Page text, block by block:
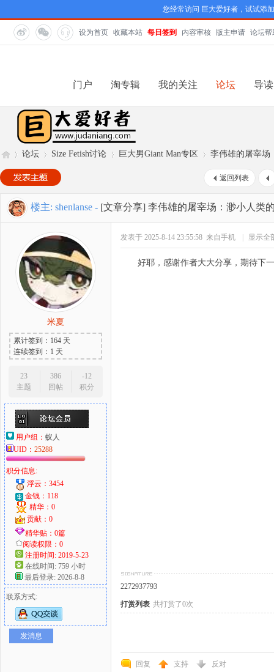
您经常访问 巨大爱好者，试试添
设为首页 收藏本站 每日签到 内容审核 版主申请 论坛帮
门户 淘专辑 我的关注 论坛 导读
巨
爱
好
»
论坛
›
Size Fetish讨论
›
巨大男Giant Man专区
›
李伟雄的屠宰场
返回列表
楼主: shenlanse - [文章分享] 李伟雄的屠宰场：渺小人类
米夏
累计签到：164 天
连续签到：1 天
23
主题
386
回帖
-12
积分
用户组： 蚁人
UID： 25288
积分信息:
浮云：3454
金钱：118
精华：0
贡献：0
精华贴：0篇
阅读权限：0
注册时间: 2019-5-23
在线时间: 759 小时
最后登录: 2026-8-8
联系方式:
发消息
发表于 2025-8-14 23:55:58 来自手机 显示全
好耶，感谢作者大大分享，期待下
2272937793
打赏列表 共打赏了0次
回复 支持 反对